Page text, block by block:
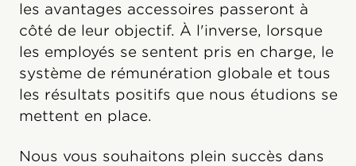
les avantages accessoires passeront à
côté de leur objectif. À l'inverse, lorsque
les employés se sentent pris en charge, le
système de rémunération globale et tous
les résultats positifs que nous étudions se
mettent en place.
Nous vous souhaitons plein succès dans